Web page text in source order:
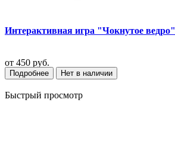
Интерактивная игра "Чокнутое ведро"
от 450 руб.
Подробнее Нет в наличии
Быстрый просмотр